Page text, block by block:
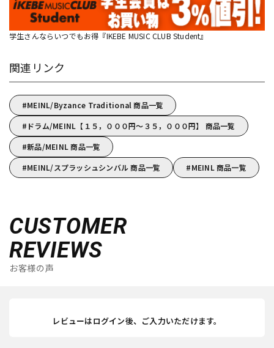
学生さんならいつでもお得『IKEBE MUSIC CLUB Student』
関連リンク
MEINL/Byzance Traditional 商品一覧
ドラム/MEINL【１５，０００円～３５，０００円】 商品一覧
新品/MEINL 商品一覧
MEINL/スプラッシュシンバル 商品一覧
MEINL 商品一覧
CUSTOMER
REVIEWS
お客様の声
レビューはログイン後、ご入力いただけます。